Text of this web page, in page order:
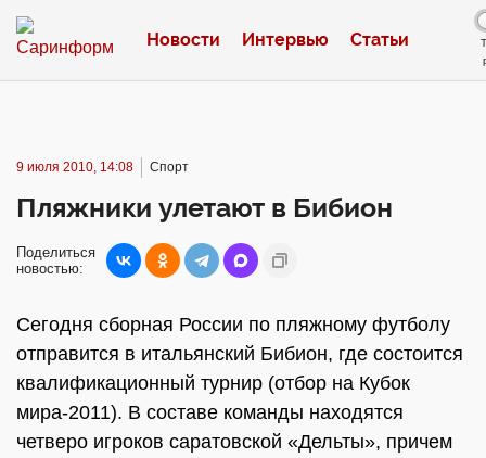
Новости Интервью Статьи
9 июля 2010, 14:08 Спорт
Пляжники улетают в Бибион
Поделиться
новостью:
Сегодня сборная России по пляжному футболу
отправится в итальянский Бибион, где состоится
квалификационный турнир (отбор на Кубок
мира-2011). В составе команды находятся
четверо игроков саратовской «Дельты», причем